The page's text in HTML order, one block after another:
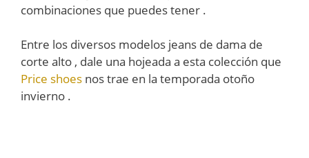
combinaciones que puedes tener .
Entre los diversos modelos jeans de dama de
corte alto , dale una hojeada a esta colección que
Price shoes nos trae en la temporada otoño
invierno .